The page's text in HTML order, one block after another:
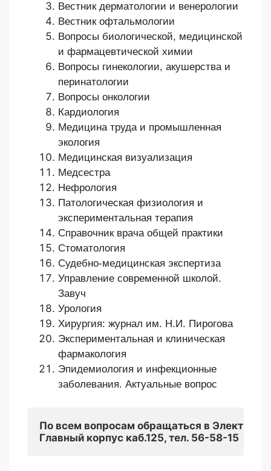
Вестник дерматологии и венерологии
Вестник офтальмологии
Вопросы биологической, медицинской
и фармацевтической химии
Вопросы гинекологии, акушерства и
перинатологии
Вопросы онкологии
Кардиология
Медицина труда и промышленная
экология
Медицинская визуализация
Медсестра
Нефрология
Патологическая физиология и
экспериментальная терапия
Справочник врача общей практики
Стоматология
Судебно-медицинская экспертиза
Управление современной школой.
Завуч
Урология
Хирургия: журнал им. Н.И. Пирогова
Экспериментальная и клиническая
фармакология
Эпидемиология и инфекционные
заболевания. Актуальные вопрос
По всем вопросам обращаться в
Главный корпус каб.125, тел. 56-58-15